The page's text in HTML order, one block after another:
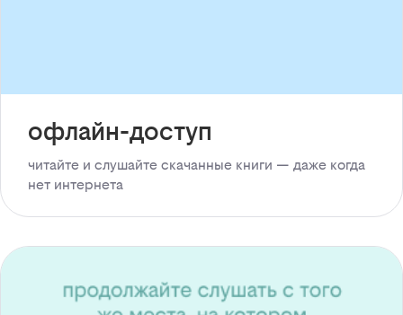
офлайн-доступ
читайте и слушайте скачанные книги — даже когда
нет интернета